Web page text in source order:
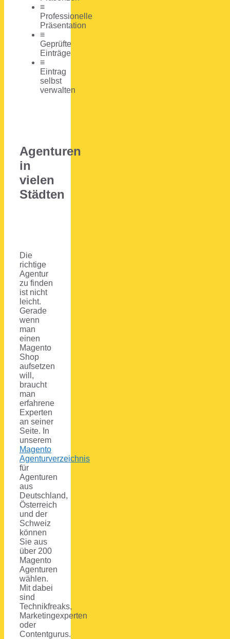
≡
Professionelle
Präsentation
≡
Geprüfte
Einträge
≡
Eintrag
selbst
verwalten
Agenturen
in
vielen
Städten
Die
richtige
Agentur
zu finden
ist nicht
leicht.
Gerade
wenn
man
einen
Magento
Shop
aufsetzen
will,
braucht
man
erfahrene
Experten
an seiner
Seite. In
unserem
Magento
Agenturverzeichnis
für
Agenturen
aus
Deutschland,
Österreich
und der
Schweiz
können
Sie aus
über 200
Magento
Agenturen
wählen.
Mit dabei
sind
Technikfreaks,
Marketingexperten
oder
Contentgurus.